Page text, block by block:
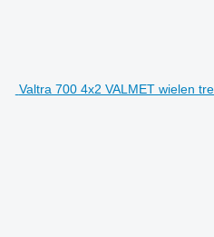
Valtra 700 4x2 VALMET wielen